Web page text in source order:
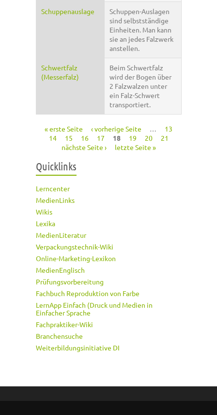
Schuppenauslage
Schuppen-Auslagen
sind selbstständige
Einheiten. Man kann
sie an jedes Falzwerk
anstellen.
Schwertfalz
(Messerfalz)
Beim Schwertfalz
wird der Bogen über
2 Falzwalzen unter
ein Falz-Schwert
transportiert.
Seiten
« erste Seite ‹ vorherige Seite …
13
14
15 16 17 18 19 20
21
nächste Seite ›
letzte Seite »
Quicklinks
Lerncenter
MedienLinks
Wikis
Lexika
MedienLiteratur
Verpackungstechnik-Wiki
Online-Marketing-Lexikon
MedienEnglisch
Prüfungsvorbereitung
Fachbuch Reproduktion von Farbe
LernApp Einfach (Druck und Medien in
Einfacher Sprache
Fachpraktiker-Wiki
Branchensuche
Weiterbildungsinitiative DI